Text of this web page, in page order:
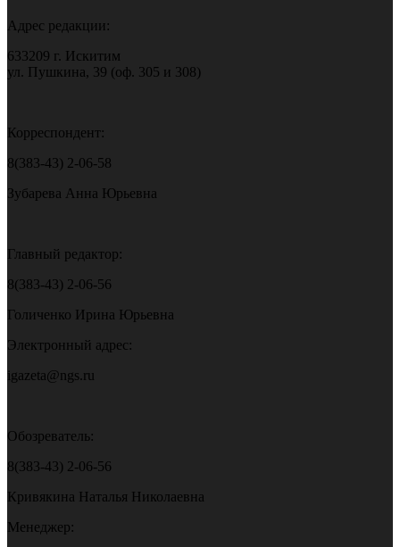
Адрес редакции:
633209 г. Искитим
ул. Пушкина, 39 (оф. 305 и 308)
Корреспондент:
8(383-43) 2-06-58
Зубарева Анна Юрьевна
Главный редактор:
8(383-43) 2-06-56
Голиченко Ирина Юрьевна
Электронный адрес:
igazeta@ngs.ru
Обозреватель:
8(383-43) 2-06-56
Кривякина Наталья Николаевна
Менеджер: